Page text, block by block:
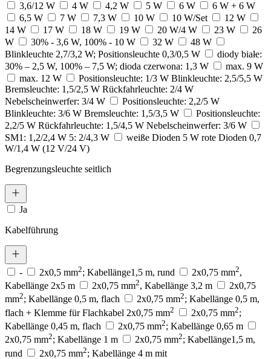
3,6/12 W
4 W 4,2 W 5 W 6 W
6 W + 6 W
6,5 W
7 W 7,3 W 10 W 10 W/Set
12 W
14 W
17 W 18 W 19 W 20 W/4 W 23 W
26
W
30% - 3,6 W, 100% - 10 W 32 W
48 W
Blinkleuchte 2,7/3,2 W; Positionsleuchte 0,3/0,5 W
diody białe:
30% – 2,5 W, 100% – 7,5 W; dioda czerwona: 1,3 W
max. 9 W
max. 12 W
Positionsleuchte: 1/3 W Blinkleuchte: 2,5/5,5 W
Bremsleuchte: 1,5/2,5 W Rückfahrleuchte: 2/4 W
Nebelscheinwerfer: 3/4 W
Positionsleuchte: 2,2/5 W
Blinkleuchte: 3/6 W Bremsleuchte: 1,5/3,5 W
Positionsleuchte:
2,2/5 W Rückfahrleuchte: 1,5/4,5 W Nebelscheinwerfer: 3/6 W
SM1: 1,2/2,4 W 5: 2/4,3 W
weiße Dioden 5 W rote Dioden 0,7
W/1,4 W (12 V/24 V)
Begrenzungsleuchte seitlich
Ja
Kabelführung
- 2x0,5 mm2; Kabellänge1,5 m, rund 2x0,75 mm2,
Kabellänge 2x5 m
2x0,75 mm2, Kabellänge 3,2 m
2x0,75
mm2; Kabellänge 0,5 m, flach 2x0,75 mm2; Kabellänge 0,5 m,
flach + Klemme für Flachkabel 2x0,75 mm2 2x0,75 mm2;
Kabellänge 0,45 m, flach
2x0,75 mm2; Kabellänge 0,65 m
2x0,75 mm2; Kabellänge 1 m 2x0,75 mm2; Kabellänge1,5 m,
rund
2x0,75 mm2; Kabellänge 4 m mit